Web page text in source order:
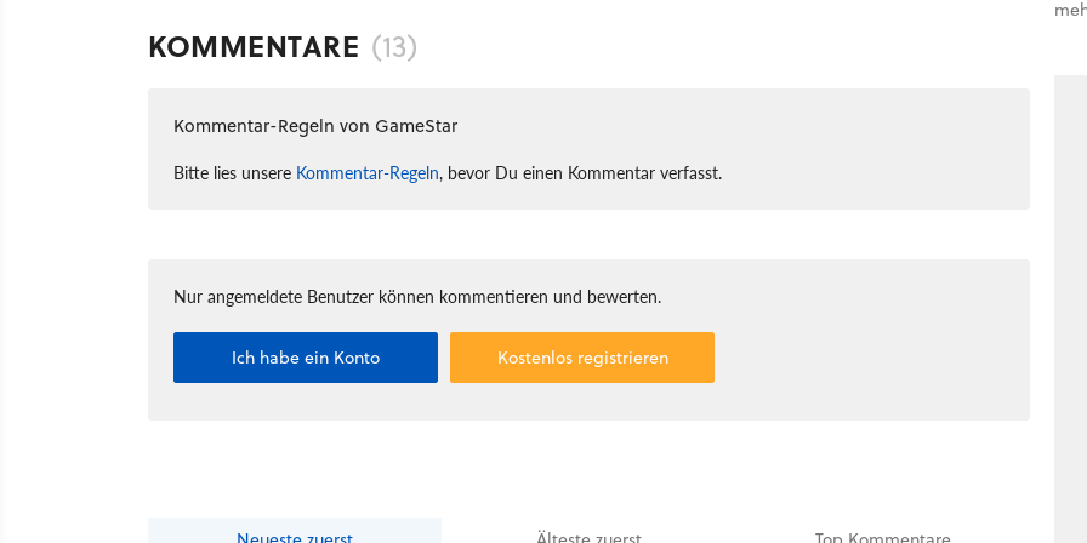
KOMMENTARE (13)
Kommentar-Regeln von GameStar
Bitte lies unsere Kommentar-Regeln, bevor Du einen Kommentar verfasst.
Nur angemeldete Benutzer können kommentieren und bewerten.
Ich habe ein Konto Kostenlos registrieren